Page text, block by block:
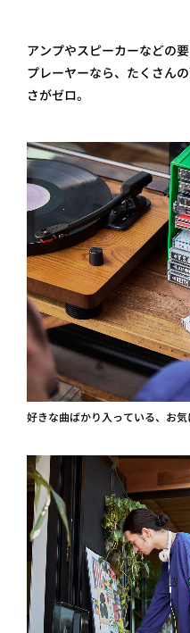
アンプやスピーカーなどの
プレーヤーなら、たくさん
さがゼロ。
好きな曲ばかり入っている、お気